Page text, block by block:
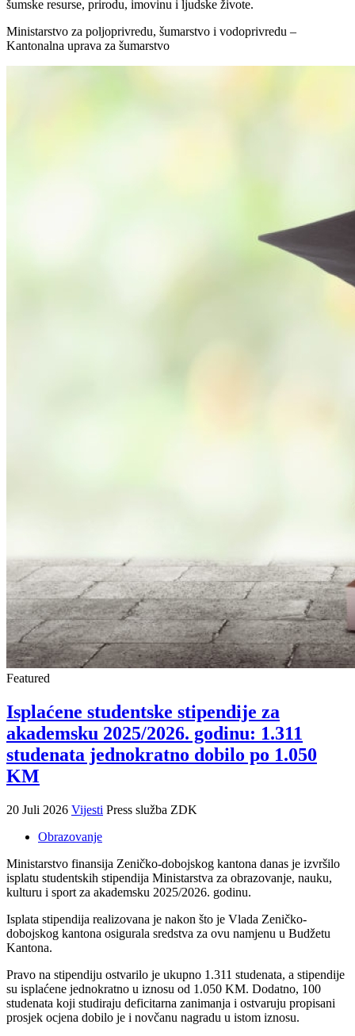
šumske resurse, prirodu, imovinu i ljudske živote.
Ministarstvo za poljoprivredu, šumarstvo i vodoprivredu –
Kantonalna uprava za šumarstvo
Featured
Isplaćene studentske stipendije za
akademsku 2025/2026. godinu: 1.311
studenata jednokratno dobilo po 1.050
KM
20 Juli 2026 Vijesti Press služba ZDK
Obrazovanje
Ministarstvo finansija Zeničko-dobojskog kantona danas je izvršilo
isplatu studentskih stipendija Ministarstva za obrazovanje, nauku,
kulturu i sport za akademsku 2025/2026. godinu.
Isplata stipendija realizovana je nakon što je Vlada Zeničko-
dobojskog kantona osigurala sredstva za ovu namjenu u Budžetu
Kantona.
Pravo na stipendiju ostvarilo je ukupno 1.311 studenata, a stipendije
su isplaćene jednokratno u iznosu od 1.050 KM. Dodatno, 100
studenata koji studiraju deficitarna zanimanja i ostvaruju propisani
prosjek ocjena dobilo je i novčanu nagradu u istom iznosu.